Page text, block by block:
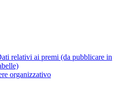
relativi ai premi (da pubblicare in
organizzativo